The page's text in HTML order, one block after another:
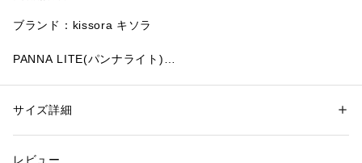
ブランド：kissora キソラ
PANNA LITE(パンナライト)
限り使用しない、SGDsに対応したタンナーです。表面を軽く
性別：レディース
タグ：レディース 財布 長財布 プレゼント
サイズ詳細
レビュー